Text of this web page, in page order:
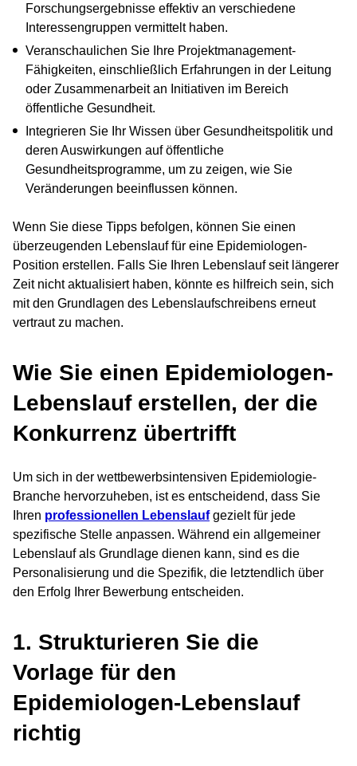
Forschungsergebnisse effektiv an verschiedene
Interessengruppen vermittelt haben.
Veranschaulichen Sie Ihre Projektmanagement-
Fähigkeiten, einschließlich Erfahrungen in der Leitung
oder Zusammenarbeit an Initiativen im Bereich
öffentliche Gesundheit.
Integrieren Sie Ihr Wissen über Gesundheitspolitik und
deren Auswirkungen auf öffentliche
Gesundheitsprogramme, um zu zeigen, wie Sie
Veränderungen beeinflussen können.
Wenn Sie diese Tipps befolgen, können Sie einen
überzeugenden Lebenslauf für eine Epidemiologen-
Position erstellen. Falls Sie Ihren Lebenslauf seit längerer
Zeit nicht aktualisiert haben, könnte es hilfreich sein, sich
mit den Grundlagen des Lebenslaufschreibens erneut
vertraut zu machen.
Wie Sie einen Epidemiologen-
Lebenslauf erstellen, der die
Konkurrenz übertrifft
Um sich in der wettbewerbsintensiven Epidemiologie-
Branche hervorzuheben, ist es entscheidend, dass Sie
Ihren professionellen Lebenslaufgezielt für jede
spezifische Stelle anpassen. Während ein allgemeiner
Lebenslauf als Grundlage dienen kann, sind es die
Personalisierung und die Spezifik, die letztendlich über
den Erfolg Ihrer Bewerbung entscheiden.
1. Strukturieren Sie die
Vorlage für den
Epidemiologen-Lebenslauf
richtig